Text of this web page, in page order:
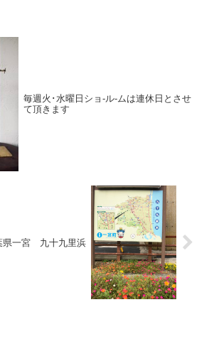
毎週火･水曜日ショ-ル-ムは連休日とさせ
て頂きます
県一宮 九十九里浜